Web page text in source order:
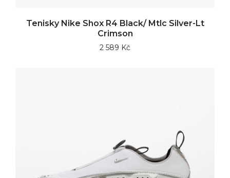
Tenisky Nike Shox R4 Black/ Mtlc Silver-Lt
Crimson
2 589 Kč